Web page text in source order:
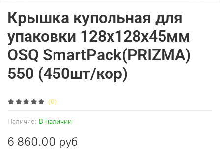
(0)
Наличие: В наличии
Крышка купольная для
упаковки 128х128х45мм
OSQ SmartPack(PRIZMA)
550 (450шт/кор)
6 860.00 руб